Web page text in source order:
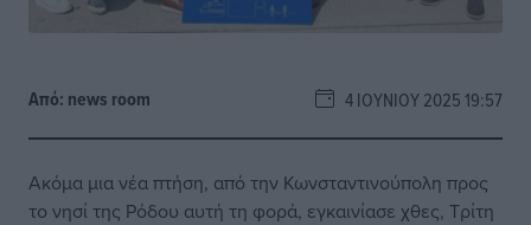
Από: news room 4 ΙΟΥΝΊΟΥ 2025 19:57
Ακόμα μια νέα πτήση, από την Κωνσταντινούπολη προς
το νησί της Ρόδου αυτή τη φορά, εγκαινίασε χθες, Τρίτη